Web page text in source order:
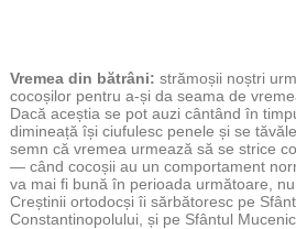
Vremea din bătrâni: strămoșii noștri
cocoșilor pentru a-și da seama de
Dacă aceștia se pot auzi cântând în
dimineață își ciufulesc penele și se
semn că vremea urmează să se strice
— când cocoșii au un comportament
va mai fi bună în perioada următoare,
Creștinii ortodocși îi sărbătoresc pe
Constantinopolului, și pe Sfântul